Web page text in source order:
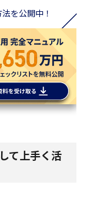
を公開中！
て上手く活